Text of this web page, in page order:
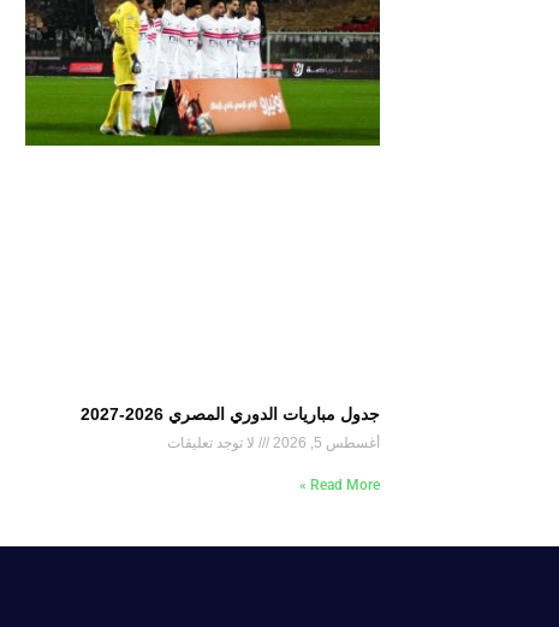
جدول مباريات الدوري المصري 2026-2027
أغسطس 5, 2026 لا توجد تعليقات
Read More »